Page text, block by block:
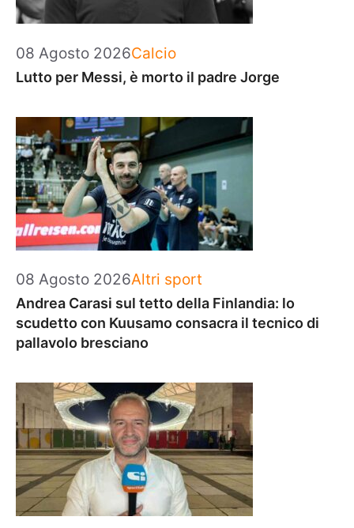
08 Agosto 2026Categorie
Calcio
Lutto per Messi, è morto il padre Jorge
08 Agosto 2026Categorie
Altri sport
Andrea Carasi sul tetto della Finlandia: lo
scudetto con Kuusamo consacra il tecnico di
pallavolo bresciano